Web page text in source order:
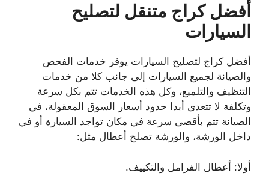
أفضل كراج متنقل لتصليح
السيارات
أفضل كراج لتصليح السيارات يوفر خدمات الفحص
والصيانة لجميع السيارات إلى جانب كلا من خدمات
التنظيف والتلميع، وكل هذه الخدمات تتم بكل سرعة
وتكلفة لا تتعدى أبدا حدود أسعار السوق المعقولة، في
الصيانة تتم بأقصى سرعة في مكان تواجد السيارة أو في
داخل الورشة، والورشة تصلح أعطال مثل:
أولا: أعطال الفرامل والتكييف.